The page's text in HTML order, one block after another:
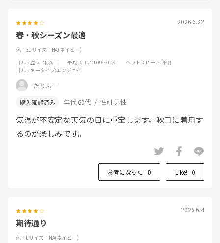
2026.6.22
春・秋シーズン最適
色：3L サイズ：NA(ネイビー)
ゴルフ歴:31年以上 平均スコア:100～109 ヘッドスピード:不明
ゴルファータイプ:エンジョイ
たりぶー
年代:60代 性別:男性
気温が不安定な天気の日に重宝します。秋口に着用す
るのが楽しみです。
参考になった 0 Like! 0
2026.6.4
期待通り
色：L サイズ：NA(ネイビー)